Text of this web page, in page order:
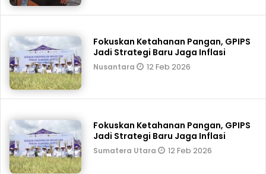
Fokuskan Ketahanan Pangan, GPIPS
Jadi Strategi Baru Jaga Inflasi
Nusantara 12 Feb 2026
Fokuskan Ketahanan Pangan, GPIPS
Jadi Strategi Baru Jaga Inflasi
Sumatera Utara 12 Feb 2026